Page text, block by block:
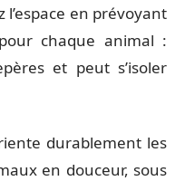
en prévoyant
chaque animal :
et peut s’isoler
durablement les
en douceur, sous